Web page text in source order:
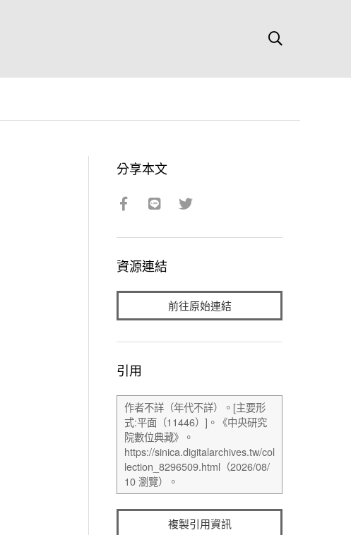
分享本文
資源連結
前往原始連結
引用
複製引用資訊